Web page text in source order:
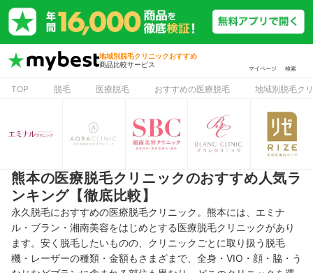
地域別脱毛クリニックおすすめ
商品比較サービス
マイページ 検索
TOP 脱毛 医療脱毛 おすすめの医療脱毛 地域別脱毛ク
熊本の医療脱毛クリニックのおすすめ人気ラ
ンキング【徹底比較】
永久脱毛におすすめの医療脱毛クリニック。熊本には、エミナ
ル・ブラン・湘南美容をはじめとする医療脱毛クリニックがあり
ます。安く脱毛したいものの、クリニックごとに取り扱う脱毛
機・レーザーの種類・金額もさまざまで、 全身・VIO・顔・脇・う